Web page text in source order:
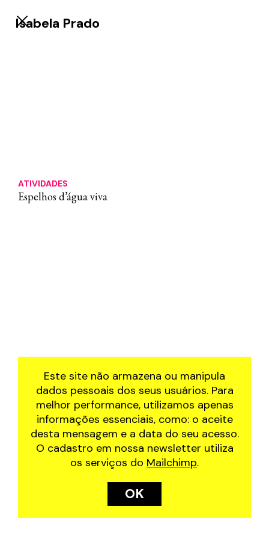
Isabela Prado
ATIVIDADES
⁠Espelhos d’água viva
Este site não armazena ou manipula
dados pessoais dos seus usuários. Para
melhor performance, utilizamos apenas
informações essenciais, como: o aceite
desta mensagem e a data do seu acesso.
O cadastro em nossa newsletter utiliza
os serviços do Mailchimp.
OK